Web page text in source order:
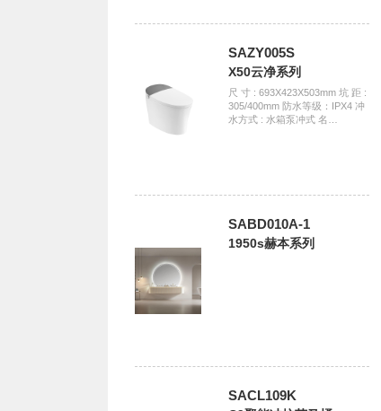
SAZY005S
X50云净系列
尺 寸 : 693X423X503mm 坑 距 :
305/400mm 防水等级：IPX4 冲
水方式 : 水箱泵冲式 名…
SABD010A-1
1950s赫本系列
SACL109K